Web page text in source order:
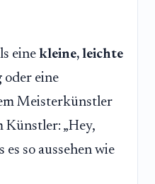
eine kleine, leichte
oder eine
Meisterkünstler
Künstler: „Hey,
es so aussehen wie